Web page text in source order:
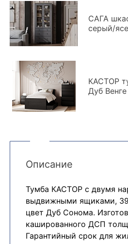
САГА
серый/
КАСТОР
Дуб Венге
Описание
Тумба КАСТОР с двумя
выдвижными ящиками,
цвет Дуб Сонома.
кашированного ДСП
Гарантийный срок для